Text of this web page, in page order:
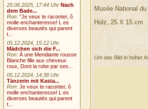
Musée National
Holz, 25 X 15 cm
Um das Bild in hoher
25.06.2025, 17:44 Uhr Nach
dem Bade...
Ron:"Je veux te raconter, ô
molle enchanteresse! L es
diverses beautés qui parent
t...
05.12.2024, 15:12 Uhr
Mädchen sich die F...
Ron:À une Mendiante rousse
Blanche fille aux cheveux
roux, Dont la robe par ses...
05.12.2024, 14:38 Uhr
Tänzerin mit Kasta...
Ron:Je veux te raconter, ô
molle enchanteresse! L es
diverses beautés qui parent
t...